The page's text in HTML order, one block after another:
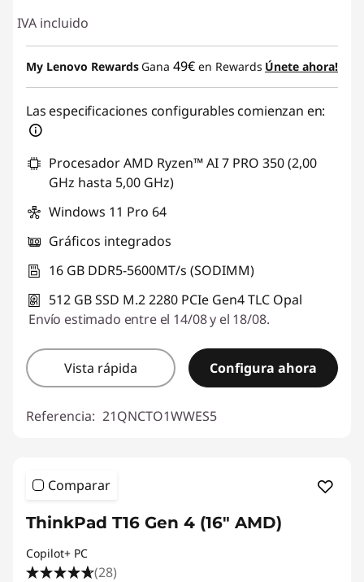
IVA incluido
My Lenovo Rewards Gana 49€ en Rewards Únete ahora!
Las especificaciones configurables comienzan en:
Procesador AMD Ryzen™ AI 7 PRO 350 (2,00
GHz hasta 5,00 GHz)
Windows 11 Pro 64
Gráficos integrados
16 GB DDR5-5600MT/s (SODIMM)
512 GB SSD M.2 2280 PCIe Gen4 TLC Opal
Envío estimado entre el 14/08 y el 18/08.
Vista rápida Configura ahora
Referencia: 21QNCTO1WWES5
Comparar
ThinkPad T16 Gen 4 (16" AMD)
Copilot+ PC
(28)